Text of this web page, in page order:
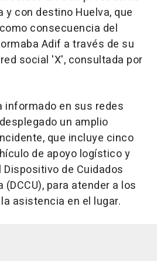
y con destino Huelva, que
consecuencia del
Adif a través de su
social 'X', consultada por
informado en sus redes
un amplio
que incluye cinco
de apoyo logístico y
de Cuidados
para atender a los
asistencia en el lugar.